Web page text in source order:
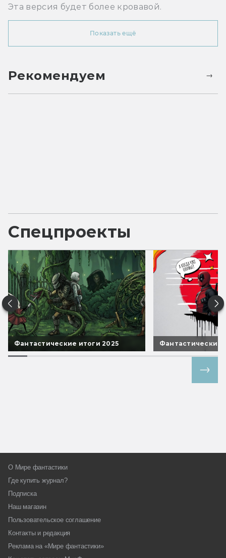
Эта версия будет более кровавой.
Показать ещё
Рекомендуем
Спецпроекты
Фантастические итоги 2025 Фантастические
О Мире фантастики
Где купить журнал?
Подписка
Наш магазин
Пользовательское соглашение
Контакты и редакция
Реклама на «Мире фантастики»